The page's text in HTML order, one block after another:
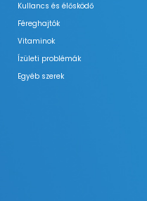
Kullancs és élősködő
Féreghajtók
Vitaminok
Ízületi problémák
Egyéb szerek